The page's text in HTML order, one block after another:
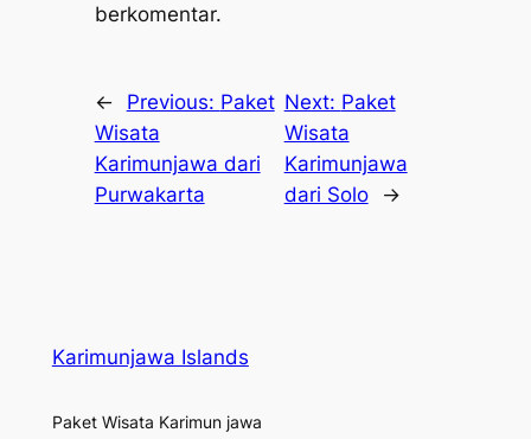
berkomentar.
← Previous: Paket
Wisata
Karimunjawa dari
Purwakarta
Next: Paket
Wisata
Karimunjawa
dari Solo
→
Karimunjawa Islands
Paket Wisata Karimun jawa